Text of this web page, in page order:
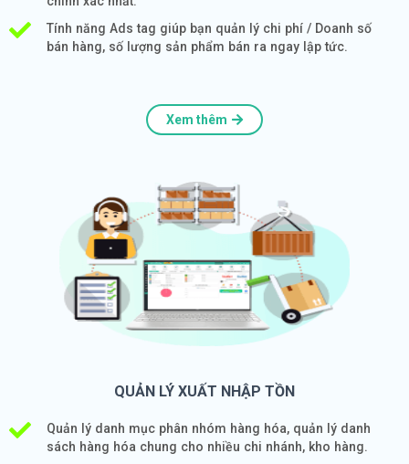
Tính năng Ads tag giúp bạn quản lý chi phí / Doanh số
bán hàng, số lượng sản phẩm bán ra ngay lập tức.
Xem thêm
QUẢN LÝ XUẤT NHẬP TỒN
Quản lý danh mục phân nhóm hàng hóa, quản lý danh
sách hàng hóa chung cho nhiều chi nhánh, kho hàng.